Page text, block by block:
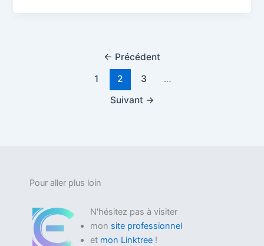
← Précédent
1
2 3
…
Suivant →
Pour aller plus loin
N'hésitez pas à visiter
mon site professionnel
et mon Linktree !